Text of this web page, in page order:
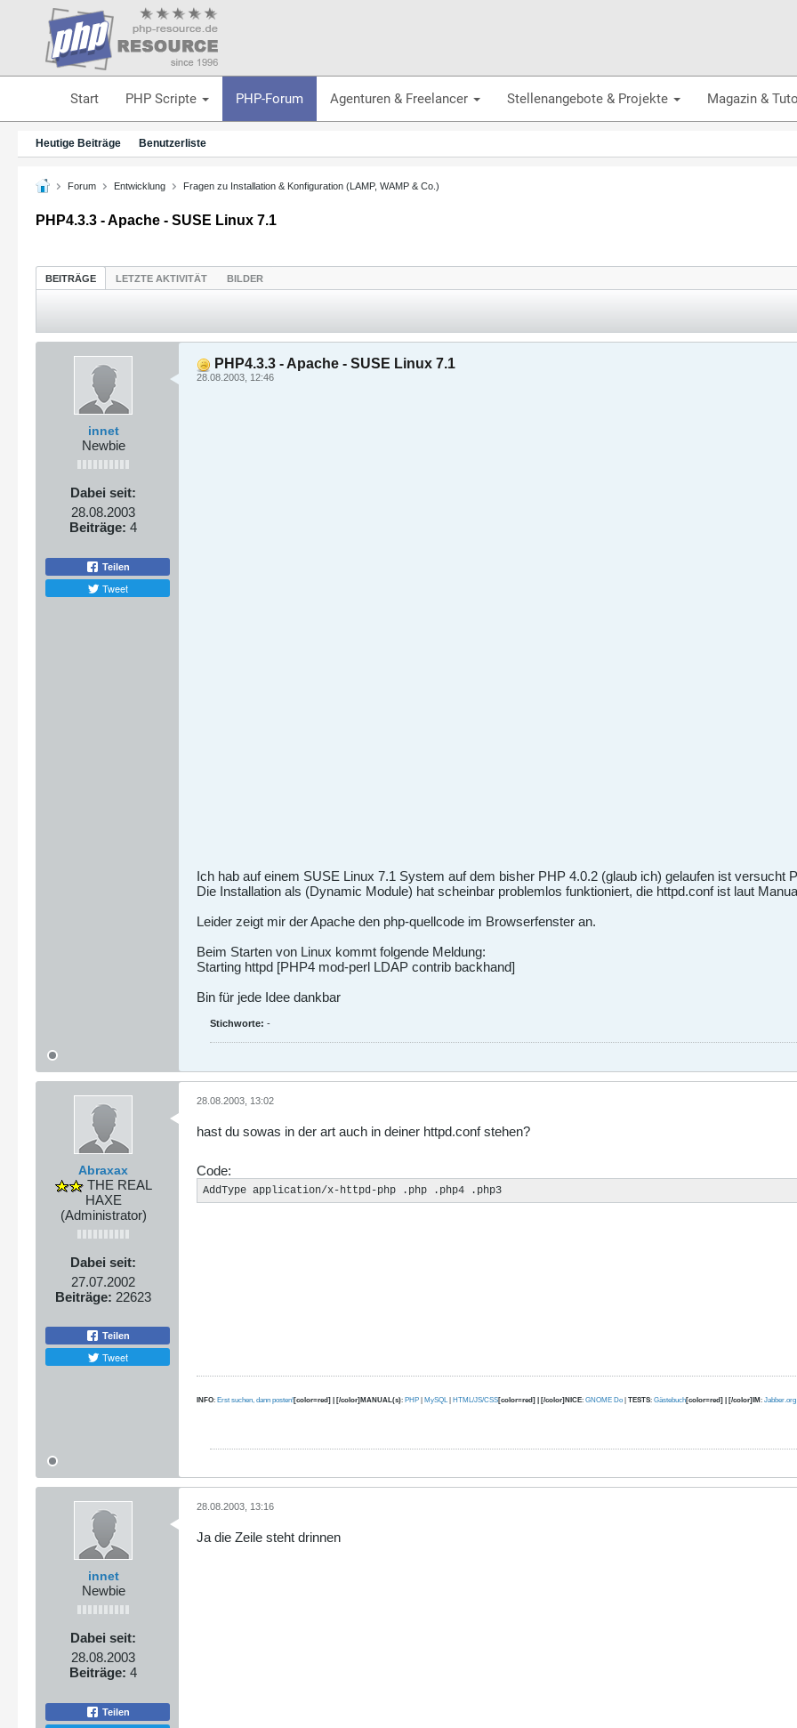
Start PHP Scripte PHP-Forum Agenturen & Freelancer Stellenangebote & Projekte Magazin &
Heutige Beiträge Benutzerliste
Forum Entwicklung Fragen zu Installation & Konfiguration (LAMP, WAMP & Co.)
PHP4.3.3 - Apache - SUSE Linux 7.1
BEITRÄGE LETZTE AKTIVITÄT BILDER
innet
Newbie
Dabei seit:
28.08.2003
Beiträge: 4
Teilen
Tweet
PHP4.3.3 - Apache - SUSE Linux 7.1
28.08.2003, 12:46
Ich hab auf einem SUSE Linux 7.1 System auf dem bisher PHP 4.0.2 (glaub ich) gelaufen ist versucht
Die Installation als (Dynamic Module) hat scheinbar problemlos funktioniert, die httpd.conf ist laut
Leider zeigt mir der Apache den php-quellcode im Browserfenster an.
Beim Starten von Linux kommt folgende Meldung:
Starting httpd [PHP4 mod-perl LDAP contrib backhand]
Bin für jede Idee dankbar
Stichworte: -
Abraxax
THE REAL
HAXE
(Administrator)
Dabei seit:
27.07.2002
Beiträge: 22623
Teilen
Tweet
28.08.2003, 13:02
hast du sowas in der art auch in deiner httpd.conf stehen?
Code:
AddType application/x-httpd-php .php .php4 .php3
INFO: Erst suchen, dann posten![color=red] | [/color]MANUAL(s): PHP | MySQL | HTML/JS/CSS[color=red] | [/color]NICE: GNOME Do | TESTS: Gästebuch[color=red] | [/color]IM: Jabber.org
innet
Newbie
Dabei seit:
28.08.2003
Beiträge: 4
Teilen
28.08.2003, 13:16
Ja die Zeile steht drinnen